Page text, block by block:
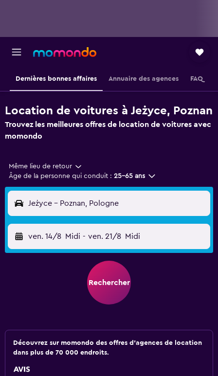
Dernières bonnes affaires Annuaire des agences FAQ
Location de voitures à Jeżyce, Poznan
Trouvez les meilleures offres de location de voitures avec
momondo
Même lieu de retour
Âge de la personne qui conduit : 25-65 ans
Jeżyce - Poznan, Pologne
ven. 14/8 Midi - ven. 21/8 Midi
Rechercher
Découvrez sur momondo des offres d'agences de location
dans plus de 70 000 endroits.